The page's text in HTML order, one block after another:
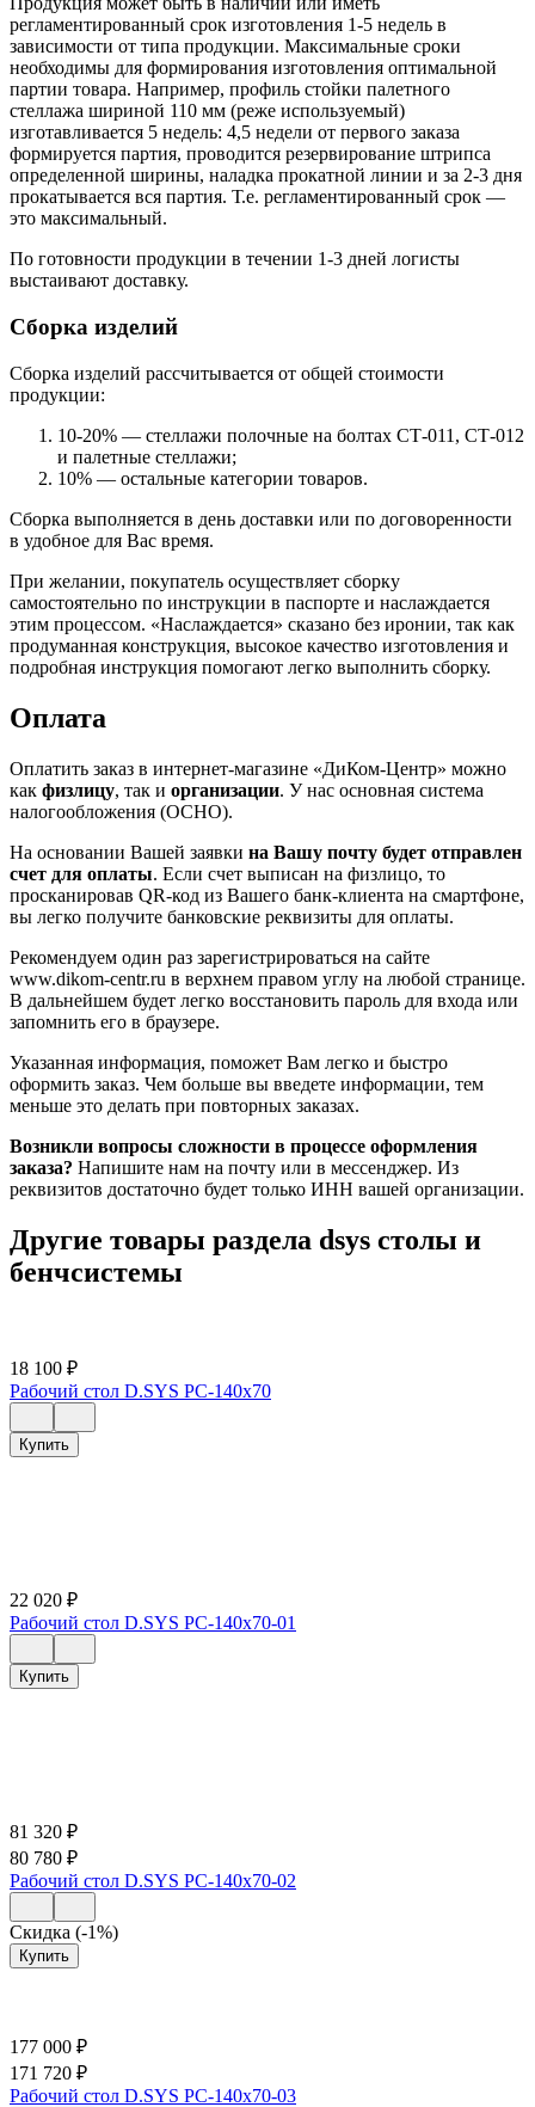
регламентированный срок изготовления 1-5 недель в
зависимости от типа продукции. Максимальные сроки
необходимы для формирования изготовления оптимальной
партии товара. Например, профиль стойки палетного
стеллажа шириной 110 мм (реже используемый)
изготавливается 5 недель: 4,5 недели от первого заказа
формируется партия, проводится резервирование штрипса
определенной ширины, наладка прокатной линии и за 2-3 дня
прокатывается вся партия. Т.е. регламентированный срок —
это максимальный.
По готовности продукции в течении 1-3 дней логисты
выстаивают доставку.
Сборка изделий
Сборка изделий рассчитывается от общей стоимости
продукции:
10-20% — стеллажи полочные на болтах СТ-011, СТ-012
и палетные стеллажи;
10% — остальные категории товаров.
Сборка выполняется в день доставки или по договоренности
в удобное для Вас время.
При желании, покупатель осуществляет сборку
самостоятельно по инструкции в паспорте и наслаждается
этим процессом. «Наслаждается» сказано без иронии, так как
продуманная конструкция, высокое качество изготовления и
подробная инструкция помогают легко выполнить сборку.
Оплата
Оплатить заказ в интернет-магазине «ДиКом-Центр» можно
как физлицу, так и организации. У нас основная система
налогообложения (ОСНО).
На основании Вашей заявки на Вашу почту будет отправлен
счет для оплаты. Если счет выписан на физлицо, то
просканировав QR-код из Вашего банк-клиента на смартфоне,
вы легко получите банковские реквизиты для оплаты.
Рекомендуем один раз зарегистрироваться на сайте
www.dikom-centr.ru в верхнем правом углу на любой странице.
В дальнейшем будет легко восстановить пароль для входа или
запомнить его в браузере.
Указанная информация, поможет Вам легко и быстро
оформить заказ. Чем больше вы введете информации, тем
меньше это делать при повторных заказах.
Возникли вопросы сложности в процессе оформления
заказа? Напишите нам на почту или в мессенджер. Из
реквизитов достаточно будет только ИНН вашей организации.
Другие товары раздела dsys столы и
бенчсистемы
18 100 ₽
Рабочий стол D.SYS РС-140х70
Купить
22 020 ₽
Рабочий стол D.SYS РС-140х70-01
Купить
81 320 ₽
80 780 ₽
Рабочий стол D.SYS РС-140х70-02
Скидка (-1%)
Купить
177 000 ₽
171 720 ₽
Рабочий стол D.SYS РС-140х70-03